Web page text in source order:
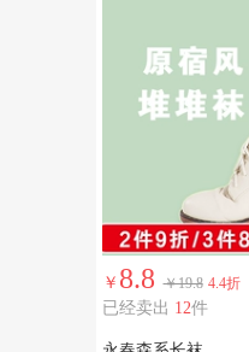
￥ 8.8 ￥19.8 4.4折
已经卖出 12件